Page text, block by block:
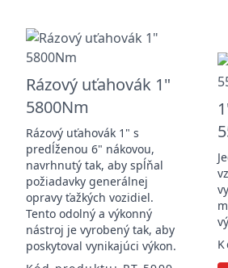
Rázový uťahovák 1"
5800Nm
Rázový uťahovák 1" s
predĺženou 6" nákovou,
navrhnutý tak, aby spĺňal
požiadavky generálnej
opravy ťažkých vozidiel.
Tento odolný a výkonný
nástroj je vyrobený tak, aby
poskytoval vynikajúci výkon.